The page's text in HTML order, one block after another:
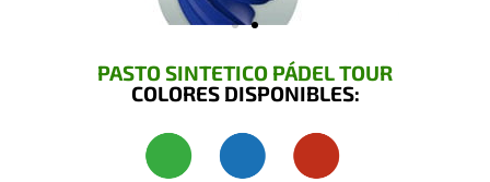
PASTO SINTETICO PÁDEL TOUR
COLORES DISPONIBLES: